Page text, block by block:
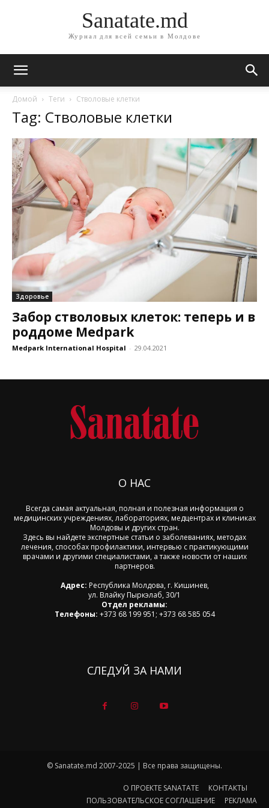
Sanatate.md
Журнал для всей семьи в Молдове
Домой Теги Стволовые клетки
Tag: Стволовые клетки
Здоровье
Забор стволовых клеток: теперь и в
роддоме Medpark
Medpark International Hospital - 29.04.2021
О НАС
Всегда самая актуальная, полная и полезная информация о
медицинских учреждениях, лабораториях, медцентрах и клиниках
Молдовы и других стран.
Здесь вы найдете экспертные статьи о заболеваниях, методах
лечения, способах профилактики, интервью с практикующими
врачами и другими специалистами, а также новости от наших
партнеров.
Адрес: Республика Молдова, г. Кишинев,
ул. Влайку Пыркэлаб, 30/1
Отдел рекламы:
Телефоны: +373 68 199 951; +373 68 585 054
СЛЕДУЙ ЗА НАМИ
© Sanatate.md 2007-2025 | Все права защищены.
О ПРОЕКТЕ SANATATE
КОНТАКТЫ
ПОЛЬЗОВАТЕЛЬСКОЕ СОГЛАШЕНИЕ
РЕКЛАМА